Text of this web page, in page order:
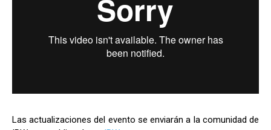
Las actualizaciones del evento se enviarán a la comunidad de